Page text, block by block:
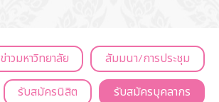
ข่าวมหาวิทยาลัย
สัมมนา/การประชุม
รับสมัครนิสิต รับสมัครบุคลากร